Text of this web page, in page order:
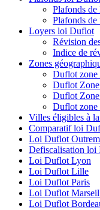
Plafonds
Plafonds de
Loyers loi Duflot
Révision
Indice de
Zones
Duflot zone
Duflot
Duflot Zone
Duflot zone
Villes éligibles à
Comparatif loi
Loi Duflot
Defiscalisation loi
Loi Duflot Lyon
Loi Duflot Lille
Loi Duflot Paris
Loi Duflot
Loi Duflot